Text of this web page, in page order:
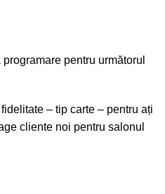
pentru următorul
– tip carte – pentru ați
cliente noi pentru salonul